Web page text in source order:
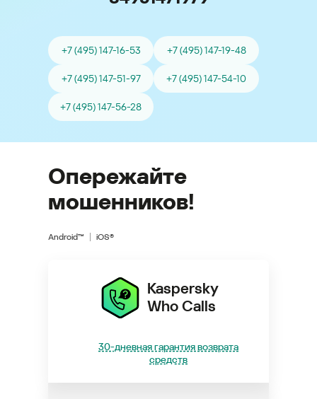
+7 (495) 147-16-53 +7 (495) 147-19-48
+7 (495) 147-51-97 +7 (495) 147-54-10
+7 (495) 147-56-28
Опережайте
мошенников!
Android™ iOS®
Kaspersky
Who Calls
30-дневная гарантия возврата
средств